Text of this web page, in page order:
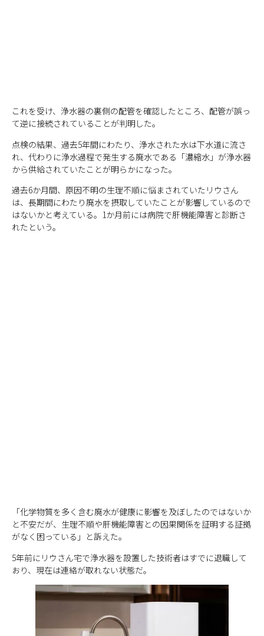
これを受け、浄水器の裏側の配管を確認したところ、配管が誤っ
て逆に接続されていることが判明した。
点検の結果、過去5年間にわたり、浄水された水は下水道に流さ
れ、代わりに浄水過程で発生する廃水である「濃縮水」が浄水器
から供給されていたことが明らかになった。
過去6か月間、原因不明の生理不順に悩まされていたリウさん
は、長期間にわたり廃水を摂取していたことが影響しているので
はないかと考えている。1か月前には病院で肝機能障害と診断さ
れたという。
「化学物質を多く含む廃水が健康に影響を及ぼしたのではないか
と不安だが、生理不順や肝機能障害との因果関係を証明する証拠
がなく困っている」と訴えた。
5年前にリウさん宅で浄水器を設置した技術者はすでに退職して
おり、現在は連絡が取れない状態だ。